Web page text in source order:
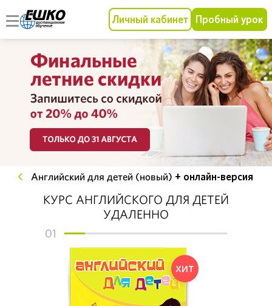
Личный кабинет Пробный урок
Английский для детей (новый) + онлайн-версия
КУРС АНГЛИЙСКОГО ДЛЯ ДЕТЕЙ
УДАЛЕННО
01